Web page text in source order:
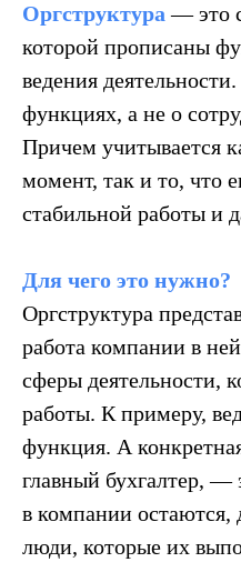
Оргструктура — это
которой прописаны
ведения
функциях, а не о
Причем учитывается
момент, так и то, что
стабильной работы и
Для чего это нужно?
Оргструктура
работа компании в
сферы деятельности,
работы. К примеру,
функция. А
главный бухгалтер,
в компании остаются,
люди, которые их